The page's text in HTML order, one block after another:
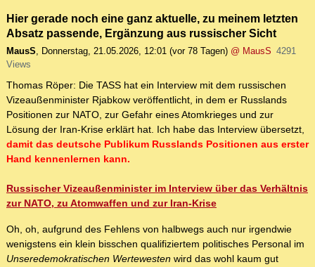
Hier gerade noch eine ganz aktuelle, zu meinem letzten
Absatz passende, Ergänzung aus russischer Sicht
MausS, Donnerstag, 21.05.2026, 12:01 (vor 78 Tagen) @ MausS 4291
Views
Thomas Röper: Die TASS hat ein Interview mit dem russischen
Vizeaußenminister Rjabkow veröffentlicht, in dem er Russlands
Positionen zur NATO, zur Gefahr eines Atomkrieges und zur
Lösung der Iran-Krise erklärt hat. Ich habe das Interview übersetzt,
damit das deutsche Publikum Russlands Positionen aus erster
Hand kennenlernen kann.
Russischer Vizeaußenminister im Interview über das Verhältnis
zur NATO, zu Atomwaffen und zur Iran-Krise
Oh, oh, aufgrund des Fehlens von halbwegs auch nur irgendwie
wenigstens ein klein bisschen qualifiziertem politisches Personal im
Unseredemokratischen Wertewesten wird das wohl kaum gut